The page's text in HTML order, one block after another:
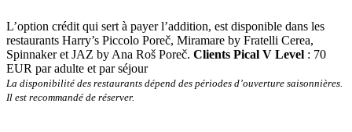
L’option crédit qui sert à payer l’addition, est disponible dans les
restaurants Harry’s Piccolo Poreč, Miramare by Fratelli Cerea,
Spinnaker et JAZ by Ana Roš Poreč. Clients Pical V Level : 70
EUR par adulte et par séjour
La disponibilité des restaurants dépend des périodes d’ouverture saisonnières.
Il est recommandé de réserver.